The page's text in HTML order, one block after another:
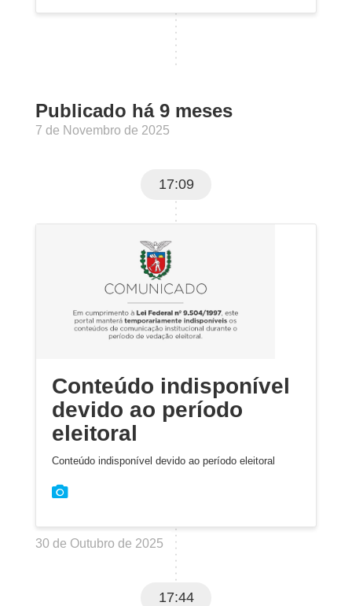
Publicado há 9 meses
7 de Novembro de 2025
17:09
Conteúdo indisponível
devido ao período
eleitoral
Conteúdo indisponível devido ao período eleitoral
30 de Outubro de 2025
17:44